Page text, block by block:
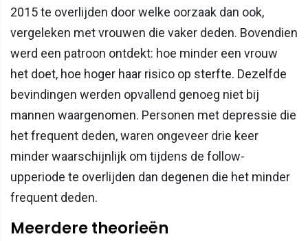
2015 te overlijden door welke oorzaak dan ook,
vergeleken met vrouwen die vaker deden. Bovendien
werd een patroon ontdekt: hoe minder een vrouw
het doet, hoe hoger haar risico op sterfte. Dezelfde
bevindingen werden opvallend genoeg niet bij
mannen waargenomen. Personen met depressie die
het frequent deden, waren ongeveer drie keer
minder waarschijnlijk om tijdens de follow-
upperiode te overlijden dan degenen die het minder
frequent deden.
Meerdere theorieën